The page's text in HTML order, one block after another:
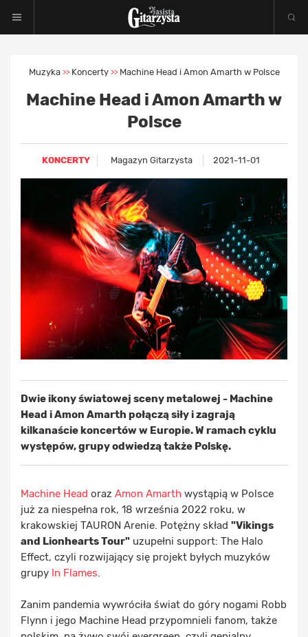
Muzyka >> Koncerty >> Machine Head i Amon Amarth w Polsce
Machine Head i Amon Amarth w
Polsce
KONCERTY Magazyn Gitarzysta 2021-11-01
Dwie ikony światowej sceny metalowej - Machine
Head i Amon Amarth połączą siły i zagrają
kilkanaście koncertów w Europie. W ramach cyklu
występów, grupy odwiedzą także Polskę.
Machine Head oraz Amon Amarth wystąpią w Polsce
już za niespełna rok, 18 września 2022 roku, w
krakowskiej TAURON Arenie. Potężny skład "Vikings
and Lionhearts Tour" uzupełni support: The Halo
Effect, czyli rozwijający się projekt byłych muzyków
grupy In Flames.
Zanim pandemia wywróciła świat do góry nogami Robb
Flynn i jego Machine Head przypomnieli fanom, także